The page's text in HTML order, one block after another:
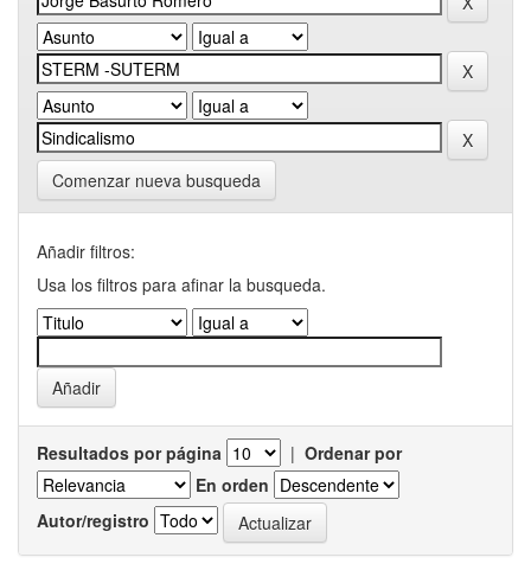
Comenzar nueva busqueda
Añadir filtros:
Usa los filtros para afinar la busqueda.
Resultados por página | Ordenar por
En orden
Autor/registro